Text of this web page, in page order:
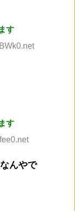
す
す
んやで